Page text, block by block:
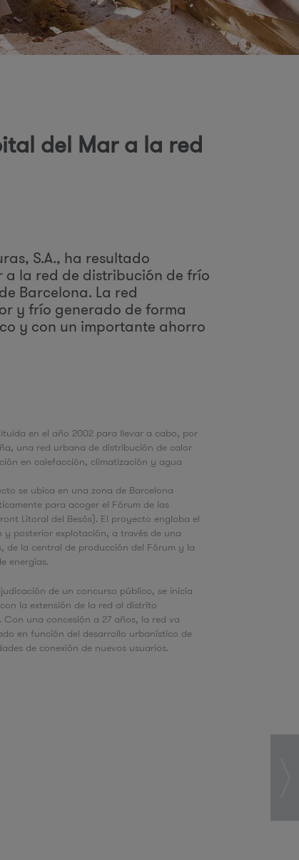
del Mar a la red
S.A., ha resultado
la red de distribución de frío
Barcelona. La red
y frío generado de forma
y con un importante ahorro
en el año 2002 para llevar a cabo, por
una red urbana de distribución de calor
en calefacción, climatización y agua
se ubica en una zona de Barcelona
para acoger el Fórum de las
Litoral del Besòs). El proyecto engloba el
y posterior explotación, a través de una
de la central de producción del Fórum y la
energías.
de un concurso público, se inicia
la extensión de la red al distrito
Con una concesión a 27 años, la red va
en función del desarrollo urbanístico de
de conexión de nuevos usuarios.